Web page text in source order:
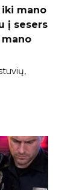
mano
į sesers